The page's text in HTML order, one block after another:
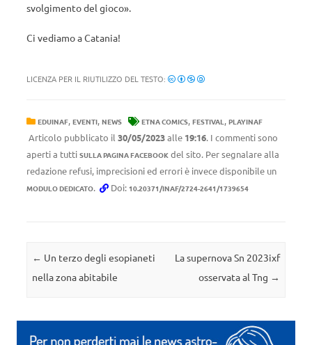
svolgimento del gioco».
Ci vediamo a Catania!
LICENZA PER IL RIUTILIZZO DEL TESTO:
EDUINAF, EVENTI, NEWS ETNA COMICS, FESTIVAL, PLAYINAF
Articolo pubblicato il 30/05/2023alle 19:16. I commenti sono
aperti a tutti SULLA PAGINA FACEBOOK del sito. Per segnalare alla
redazione refusi, imprecisioni ed errori è invece disponibile un
MODULO DEDICATO. Doi: 10.20371/INAF/2724-2641/1739654
Navigazione articolo
← Un terzo degli esopianeti
nella zona abitabile
La supernova Sn 2023ixf
osservata al Tng →